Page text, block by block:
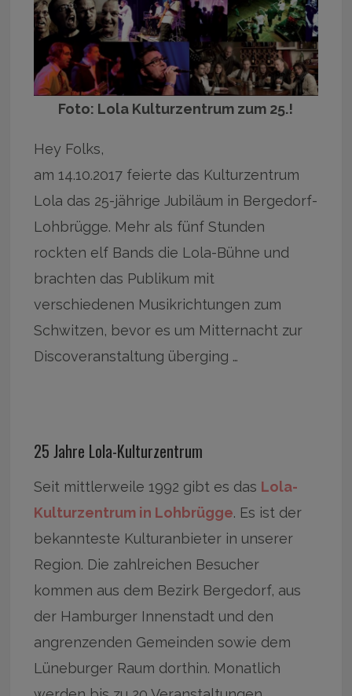
Foto: Lola Kulturzentrum zum 25.!
Hey Folks,
am 14.10.2017 feierte das Kulturzentrum
Lola das 25-jährige Jubiläum in Bergedorf-
Lohbrügge. Mehr als fünf Stunden
rockten elf Bands die Lola-Bühne und
brachten das Publikum mit
verschiedenen Musikrichtungen zum
Schwitzen, bevor es um Mitternacht zur
Discoveranstaltung überging …
25 Jahre Lola-Kulturzentrum
Seit mittlerweile 1992 gibt es das Lola-
Kulturzentrum in Lohbrügge. Es ist der
bekannteste Kulturanbieter in unserer
Region. Die zahlreichen Besucher
kommen aus dem Bezirk Bergedorf, aus
der Hamburger Innenstadt und den
angrenzenden Gemeinden sowie dem
Lüneburger Raum dorthin. Monatlich